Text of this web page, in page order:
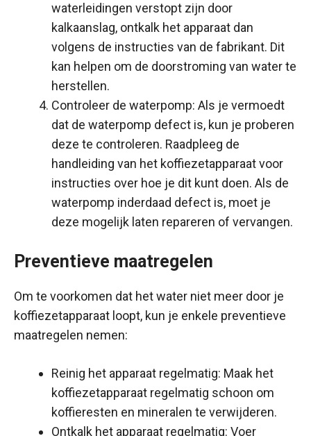
waterleidingen verstopt zijn door
kalkaanslag, ontkalk het apparaat dan
volgens de instructies van de fabrikant. Dit
kan helpen om de doorstroming van water te
herstellen.
Controleer de waterpomp: Als je vermoedt
dat de waterpomp defect is, kun je proberen
deze te controleren. Raadpleeg de
handleiding van het koffiezetapparaat voor
instructies over hoe je dit kunt doen. Als de
waterpomp inderdaad defect is, moet je
deze mogelijk laten repareren of vervangen.
Preventieve maatregelen
Om te voorkomen dat het water niet meer door je
koffiezetapparaat loopt, kun je enkele preventieve
maatregelen nemen:
Reinig het apparaat regelmatig: Maak het
koffiezetapparaat regelmatig schoon om
koffieresten en mineralen te verwijderen.
Ontkalk het apparaat regelmatig: Voer